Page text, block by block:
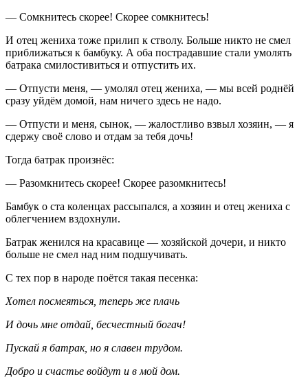
— Сомкнитесь скорее! Скорее сомкнитесь!
И отец жениха тоже прилип к стволу. Больше никто не смел
приближаться к бамбуку. А оба пострадавшие стали умолять
батрака смилостивиться и отпустить их.
— Отпусти меня, — умолял отец жениха, — мы всей роднёй
сразу уйдём домой, нам ничего здесь не надо.
— Отпусти и меня, сынок, — жалостливо взвыл хозяин, — я
сдержу своё слово и отдам за тебя дочь!
Тогда батрак произнёс:
— Разомкнитесь скорее! Скорее разомкнитесь!
Бамбук о ста коленцах рассыпался, а хозяин и отец жениха с
облегчением вздохнули.
Батрак женился на красавице — хозяйской дочери, и никто
больше не смел над ним подшучивать.
С тех пор в народе поётся такая песенка:
Хотел посмеяться, теперь же плачь
И дочь мне отдай, бесчестный богач!
Пускай я батрак, но я славен трудом.
Добро и счастье войдут и в мой дом.